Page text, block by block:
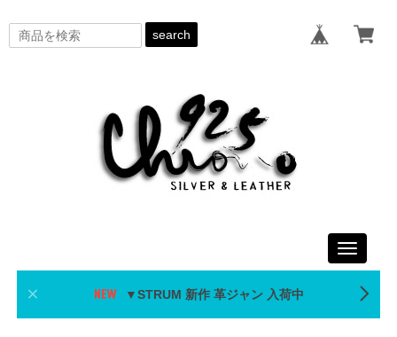
search
Toggle
▼STRUM 新作 革ジャン 入荷中